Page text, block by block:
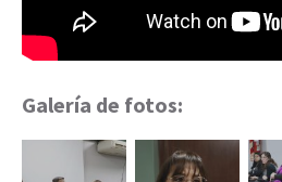
Galería de fotos: